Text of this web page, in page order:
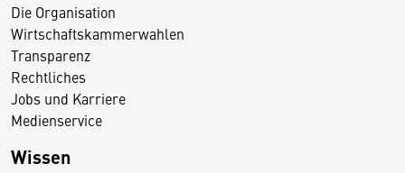
Die Organisation
Wirtschaftskammerwahlen
Transparenz
Rechtliches
Jobs und Karriere
Medienservice
Wissen